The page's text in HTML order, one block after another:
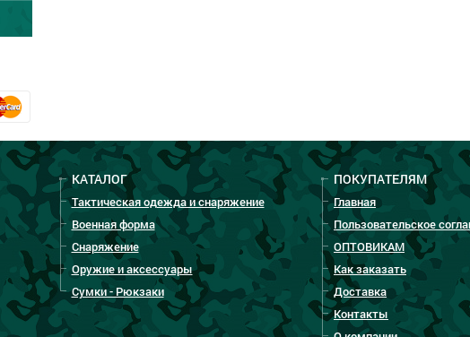
КАТАЛОГ
Тактическая одежда и снаряжение
Военная форма
Снаряжение
Оружие и аксессуары
Сумки - Рюкзаки
ПОКУПАТЕЛЯМ
Главная
Пользовательское
ОПТОВИКАМ
Как заказать
Доставка
Контакты